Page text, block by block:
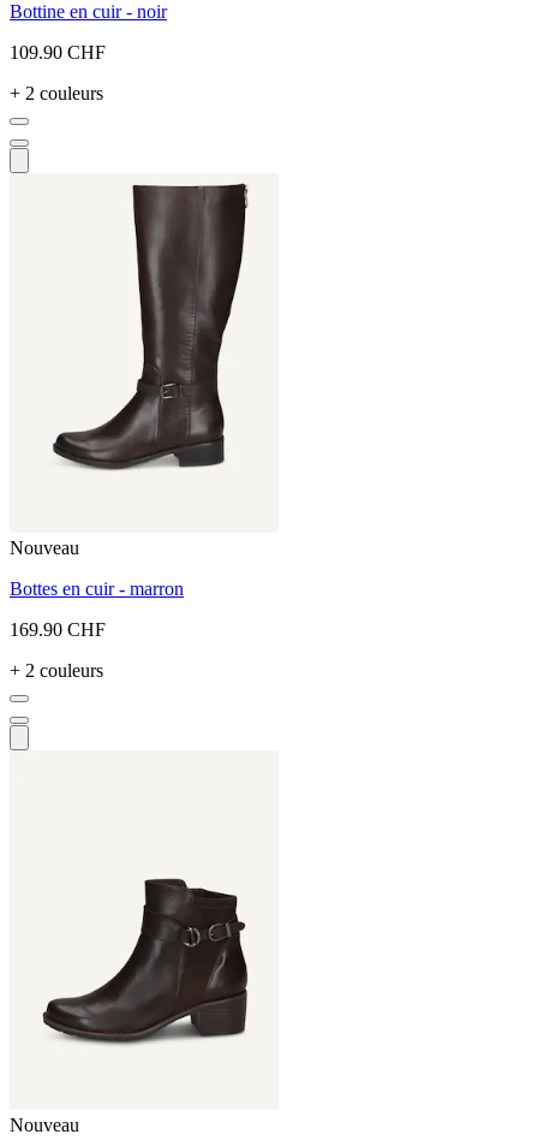
Bottine en cuir - noir
109.90 CHF
+ 2 couleurs
Nouveau
Bottes en cuir - marron
169.90 CHF
+ 2 couleurs
Nouveau